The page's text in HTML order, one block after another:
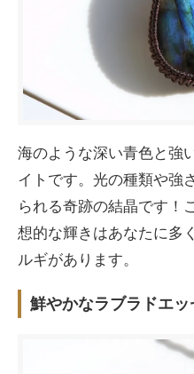
海のような深い青色と強
イトです。光の種類や強
られる奇跡の結晶です！
想的な輝きはあなたに多
ルギがあります。
鮮やかなラブラドエッ